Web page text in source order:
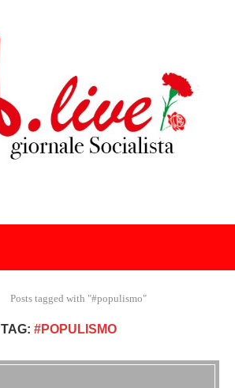
Posts tagged with "#populismo"
TAG: #POPULISMO